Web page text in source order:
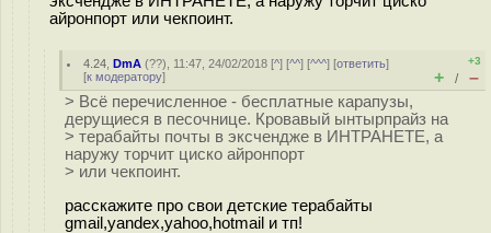
айронпорт или чекпоинт.
4.24 ,DmA (??), 11:47, 24/02/2018 [^] [^^] [^^^] [ответить]
[к модератору]
+3
+ / –
> Всё перечисленное - бесплатные карапузы,
дерущиеся в песочнице. Кровавый ынтырпрайз на
> терабайты почты в эксчендже в ИНТРАНЕТЕ, а
наружу торчит циско айронпорт
> или чекпоинт.
расскажите про свои детские терабайты
gmail,yandex,yahoo,hotmail и тп!